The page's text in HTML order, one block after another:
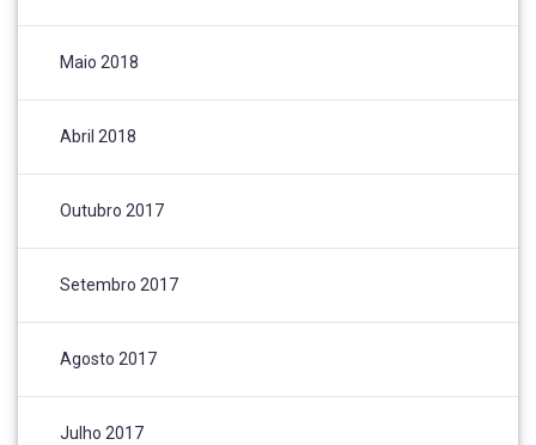
Maio 2018
Abril 2018
Outubro 2017
Setembro 2017
Agosto 2017
Julho 2017